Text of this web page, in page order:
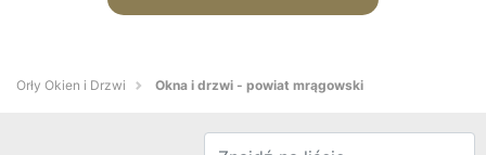
Orły Okien i Drzwi Okna i drzwi - powiat mrągowski